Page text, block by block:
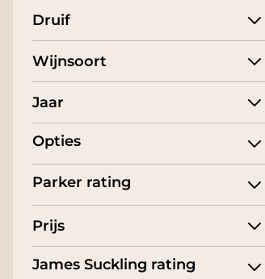
Druif
Wijnsoort
Jaar
Opties
Parker rating
Prijs
James Suckling rating